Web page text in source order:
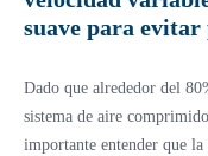
suave para evitar
Dado que alrededor del
sistema de aire
importante entender que